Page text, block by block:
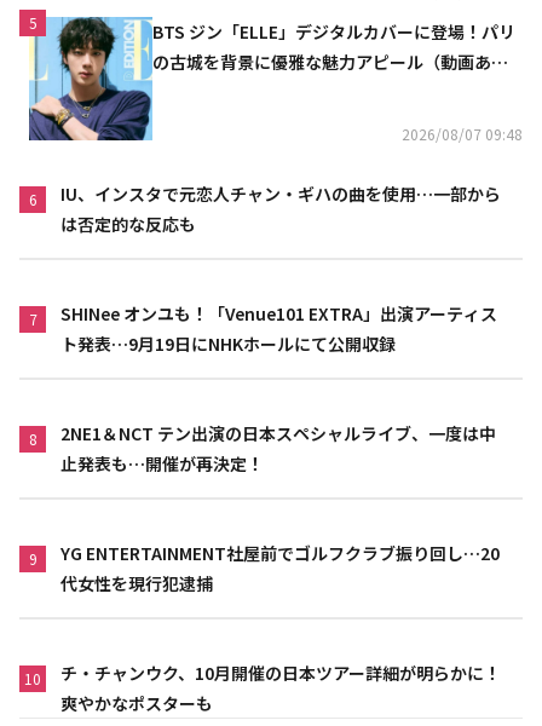
5
BTS ジン「ELLE」デジタルカバーに登場！パリ
の古城を背景に優雅な魅力アピール（動画あ
2026/08/07 09:48
6
IU、インスタで元恋人チャン・ギハの曲を使用…一部から
は否定的な反応も
7
SHINee オンユも！「Venue101 EXTRA」出演アーティス
ト発表…9月19日にNHKホールにて公開収録
8
2NE1＆NCT テン出演の日本スペシャルライブ、一度は中
止発表も…開催が再決定！
9
YG ENTERTAINMENT社屋前でゴルフクラブ振り回し…20
代女性を現行犯逮捕
10
チ・チャンウク、10月開催の日本ツアー詳細が明らかに！
爽やかなポスターも